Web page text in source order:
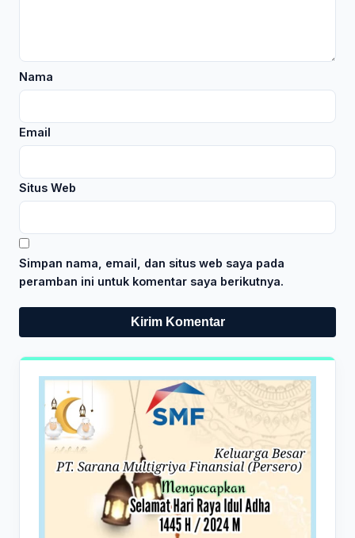
Nama
Email
Situs Web
Simpan nama, email, dan situs web saya pada
peramban ini untuk komentar saya berikutnya.